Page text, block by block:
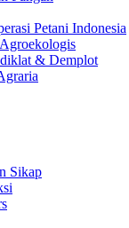
Petani Indonesia
& Demplot
Sikap